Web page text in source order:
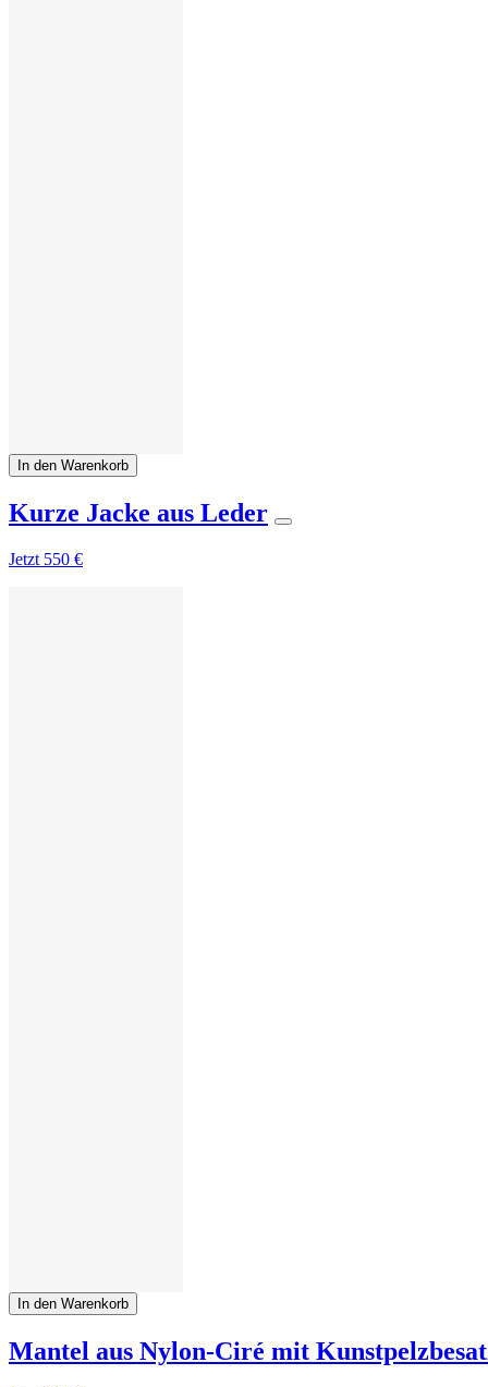
In den Warenkorb
Kurze Jacke aus Leder
Jetzt 550 €
In den Warenkorb
Mantel aus Nylon-Ciré mit